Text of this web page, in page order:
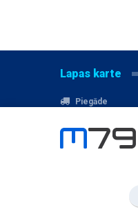
Lapas karte
Piegāde
Akcijas